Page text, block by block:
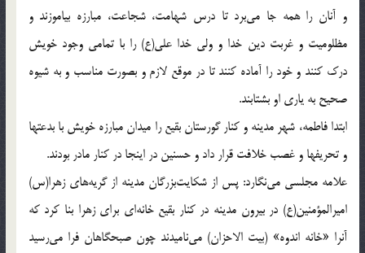
و آنان را همه جا مى‌برد تا درس شهامت، شجاعت، مبارزه بياموزند و
مظلوميت و غربت دين خدا و ولى خدا على(ع) را با تمامى وجود خويش
درك كنند و خود را آماده كنند تا در موقع لازم و بصورت مناسب و به شيوه
صحيح به يارى او بشتابند.
ابتدا فاطمه، شهر مدينه و كنار گورستان بقيع را ميدان مبارزه خويش با بدعتها
و تحريفها و غصب خلافت قرار داد و حسنين در اينجا در كنار مادر بودند.
علامه مجلسى مى‌نگارد: پس از شكايت‌بزرگان مدينه از گريه‌هاى زهرا(س)
اميرالمؤمنين(ع) در بيرون مدينه در كنار بقيع خانه‌اى براى زهرا بنا كرد كه
آنرا «خانه اندوه‌» (بيت الاحزان) مى‌ناميدند چون صبحگاهان فرا مى‌رسيد